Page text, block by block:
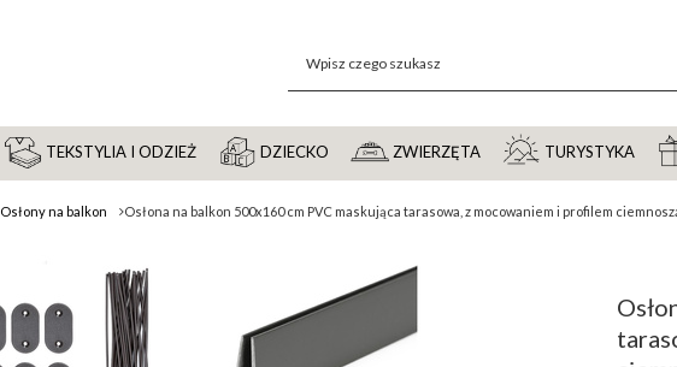
TEKSTYLIA I ODZIEŻ DZIECKO ZWIERZĘTA TURYSTYKA
Osłony na balkon Osłona na balkon 500x160 cm PVC maskująca tarasowa, z mocowaniem i profilem